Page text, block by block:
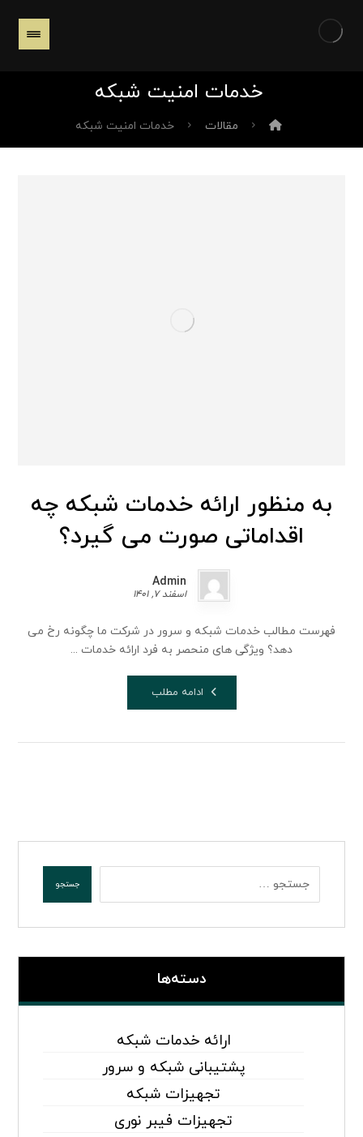
خدمات امنیت شبکه
مقالات خدمات امنیت شبکه
به منظور ارائه خدمات شبکه چه
اقداماتی صورت می گیرد؟
Admin
اسفند 7, 1401
فهرست مطالب خدمات شبکه و سرور در شرکت ما چگونه رخ می
دهد؟ ویژگی های منحصر به فرد ارائه خدمات ...
ادامه مطلب
دسته‌ها
ارائه خدمات شبکه
پشتیبانی شبکه و سرور
تجهیزات شبکه
تجهیزات فیبر نوری